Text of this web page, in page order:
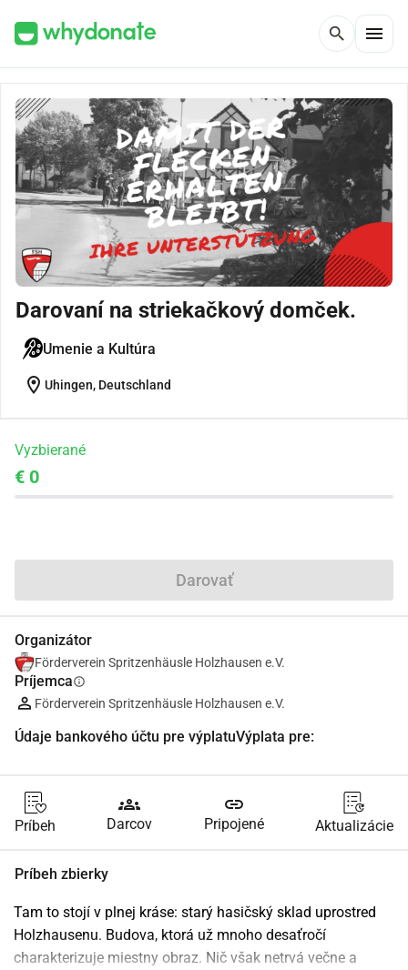
search menu
Darovaní na striekačkový domček.
Umenie a Kultúra
location_on Uhingen, Deutschland
Vyzbierané
€ 0
Darovať
Organizátor
Förderverein Spritzenhäusle Holzhausen e.V.
Príjemcainfo
Förderverein Spritzenhäusle Holzhausen e.V.
Údaje bankového účtu pre výplatuVýplata pre:
Príbeh
groups
Darcov
link
Pripojené Aktualizácie
Príbeh zbierky
Tam to stojí v plnej kráse: starý hasičský sklad uprostred
Holzhausenu. Budova, ktorá už mnoho desaťročí
charakterizuje miestny obraz. Nič však netrvá večne a